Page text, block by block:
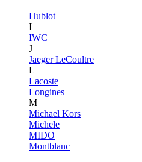
Hublot
I
IWC
J
Jaeger LeCoultre
L
Lacoste
Longines
M
Michael Kors
Michele
MIDO
Montblanc